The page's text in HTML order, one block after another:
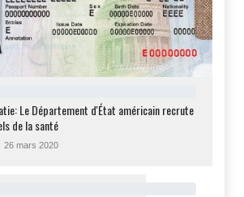
Le Département d'État américain recrute
de la santé
26 mars 2020